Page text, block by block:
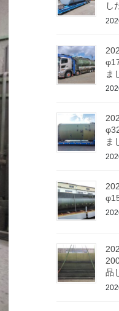
し
ま
ま
品